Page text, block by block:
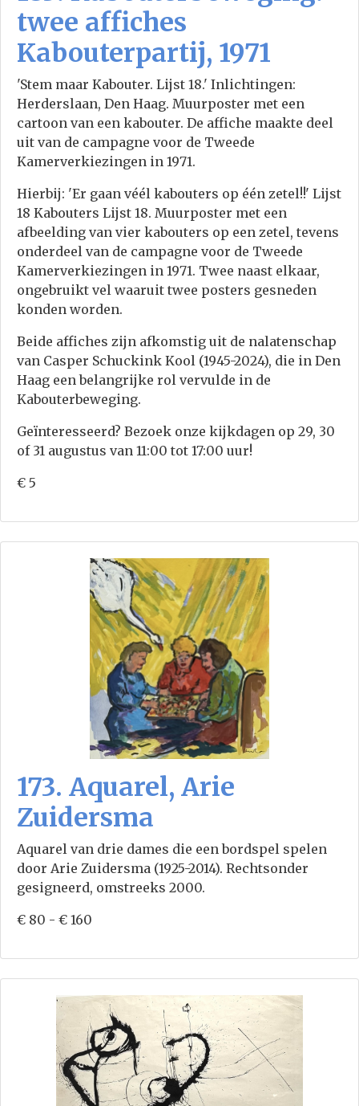
twee affiches
Kabouterpartij, 1971
'Stem maar Kabouter. Lijst 18.' Inlichtingen:
Herderslaan, Den Haag. Muurposter met een
cartoon van een kabouter. De affiche maakte deel
uit van de campagne voor de Tweede
Kamerverkiezingen in 1971.
Hierbij: 'Er gaan véél kabouters op één zetel!!' Lijst
18 Kabouters Lijst 18. Muurposter met een
afbeelding van vier kabouters op een zetel, tevens
onderdeel van de campagne voor de Tweede
Kamerverkiezingen in 1971. Twee naast elkaar,
ongebruikt vel waaruit twee posters gesneden
konden worden.
Beide affiches zijn afkomstig uit de nalatenschap
van Casper Schuckink Kool (1945-2024), die in Den
Haag een belangrijke rol vervulde in de
Kabouterbeweging.
Geïnteresseerd? Bezoek onze kijkdagen op 29, 30
of 31 augustus van 11:00 tot 17:00 uur!
€ 5
173. Aquarel, Arie
Zuidersma
Aquarel van drie dames die een bordspel spelen
door Arie Zuidersma (1925-2014). Rechtsonder
gesigneerd, omstreeks 2000.
€ 80 - € 160